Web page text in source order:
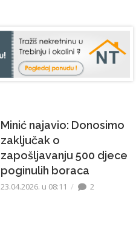
Minić najavio: Donosimo
zaključak o
zapošljavanju 500 djece
poginulih boraca
23.04.2026. u 08:11 2